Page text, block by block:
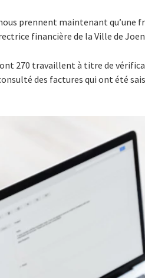
prennent maintenant qu’une
financière de la Ville de
270 travaillent à titre de
des factures qui ont été